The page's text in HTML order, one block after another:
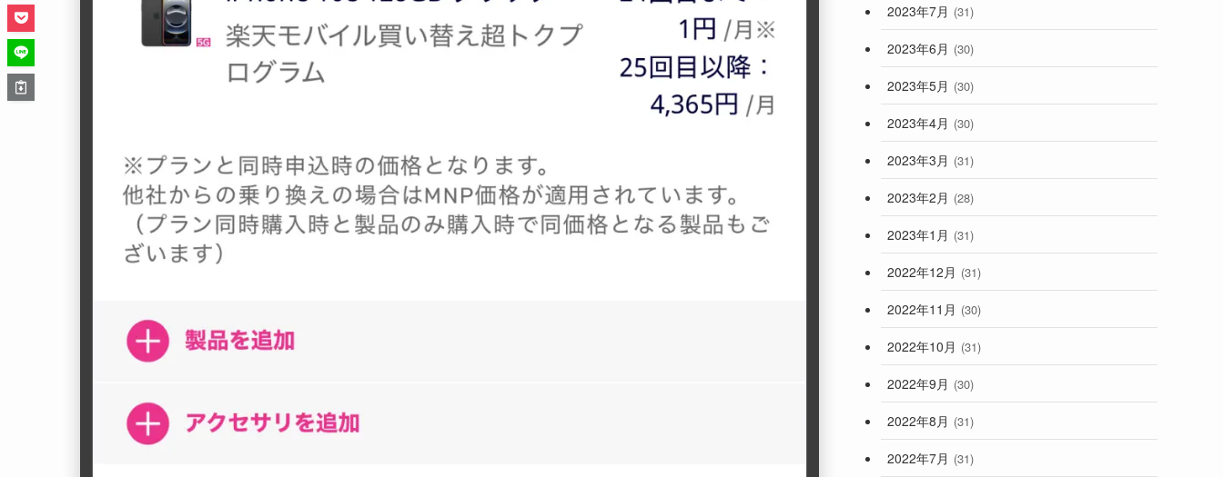
2023年7月 (31)
2023年6月 (30)
2023年5月 (30)
2023年4月 (30)
2023年3月 (31)
2023年2月 (28)
2023年1月 (31)
2022年12月 (31)
2022年11月 (30)
2022年10月 (31)
2022年9月 (30)
2022年8月 (31)
2022年7月 (31)